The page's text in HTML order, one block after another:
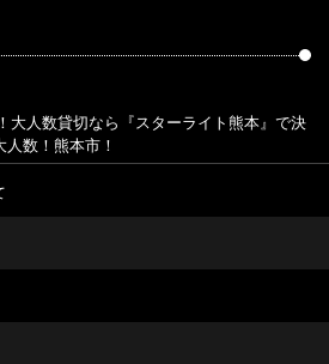
大人数貸切なら『スターライト熊本』で決
人数！熊本市！